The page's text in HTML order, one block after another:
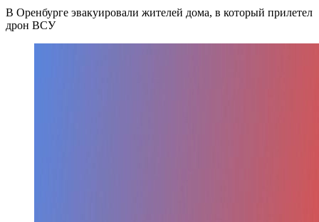
В Оренбурге эвакуировали жителей дома, в который прилетел
дрон ВСУ